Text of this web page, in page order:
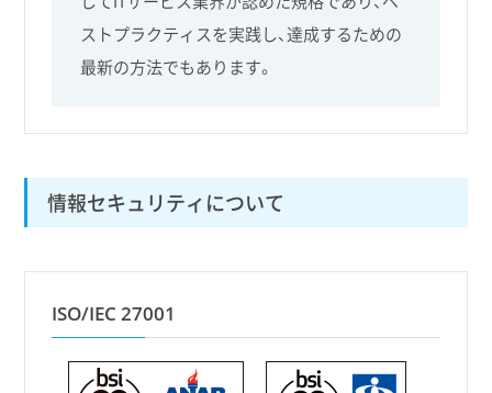
ストプラクティスを実践し、達成するための
最新の方法でもあります。
情報セキュリティについて
ISO/IEC 27001